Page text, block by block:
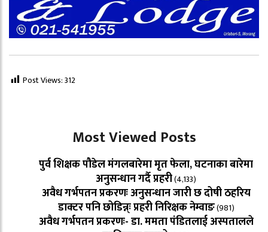
Post Views:312
Most Viewed Posts
पुर्व शिक्षक पौडेल मंगलबारेमा मृत फेला, घटनाका बारेमा
अनुसन्धान गर्दै प्रहरी(4,133)
अवैध गर्भपतन प्रकरणः अनुसन्धान जारी छ दोषी ठहरिय
डाक्टर पनि छोडिन्न्ः प्रहरी निरिक्षक नेम्वाङ(981)
अवैध गर्भपतन प्रकरणः- डा. ममता पंडितलाई अस्पतालले